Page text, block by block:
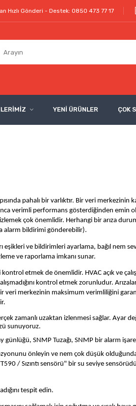
Hızlı Gönderi - Destek: 0850 473 77 17
YENİ ÜRÜNLER ÇOK
pahalı bir varlıktır. Bir veri
verimli performans gösterdiğinden emin
izlemek çok önemlidir. Herhangi bir arıza
alarm bildirimi gönderebilir).
ve bildirimleri ayarlama, bağıl nem
ve raporlama imkanı sunar.
etmek de önemlidir. HVAC açık ve
kontrol etmek zorunludur.
veri merkezinin maksimum verimliliğini
zamanlı uzaktan izlenmesi sağlar. Ayar
sunuyoruz.
SNMP Tuzağı, SNMP bir alarm
önleyin ve nem çok düşük
/ Sızıntı sensörü" bir su seviye
tespit edin.